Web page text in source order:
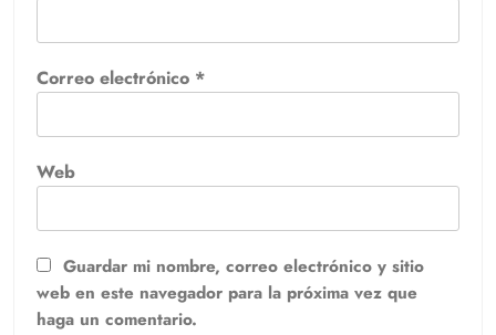
Correo electrónico *
Web
Guardar mi nombre, correo electrónico y sitio
web en este navegador para la próxima vez que
haga un comentario.